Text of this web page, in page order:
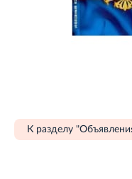
К разделу